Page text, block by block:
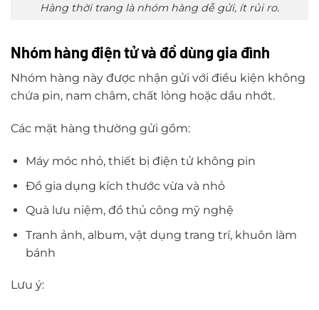
Hàng thời trang là nhóm hàng dễ gửi, ít rủi ro.
Nhóm hàng điện tử và đồ dùng gia đình
Nhóm hàng này được nhận gửi với điều kiện không
chứa pin, nam châm, chất lỏng hoặc dầu nhớt.
Các mặt hàng thường gửi gồm:
Máy móc nhỏ, thiết bị điện tử không pin
Đồ gia dụng kích thước vừa và nhỏ
Quà lưu niệm, đồ thủ công mỹ nghệ
Tranh ảnh, album, vật dụng trang trí, khuôn làm
bánh
Lưu ý: